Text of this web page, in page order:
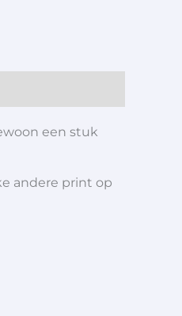
een stuk
andere print op